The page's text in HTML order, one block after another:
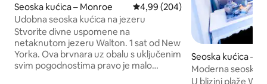
Seoska kućica – Monroe Prosječna ocjena: 4,99/5,
4,99 (204)
Udobna seoska kućica na jezeru
Stvorite divne uspomene na
netaknutom jezeru Walton. 1 sat od New
Yorka. Ova brvnara uz obalu s uključenim
svim pogodnostima pravo je malo
Seoska kućica –
Moderna seoska
| Pješice do plaže
U blizini plaže